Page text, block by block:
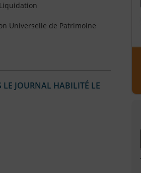
Universelle de Patrimoine
JOURNAL HABILITÉ LE